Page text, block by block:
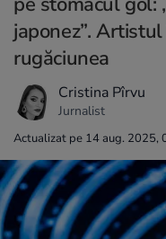
japonez”.
rugăciunea
Cristina Pîrvu
Jurnalist
Actualizat pe 14 aug. 2025,